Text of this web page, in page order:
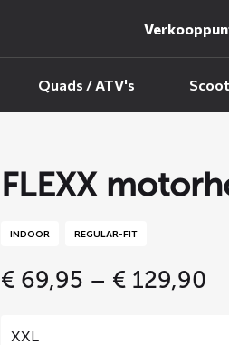
Quads / ATV's
FLEXX
INDOOR REGULAR-FIT
€ 69,95 – € 129,90